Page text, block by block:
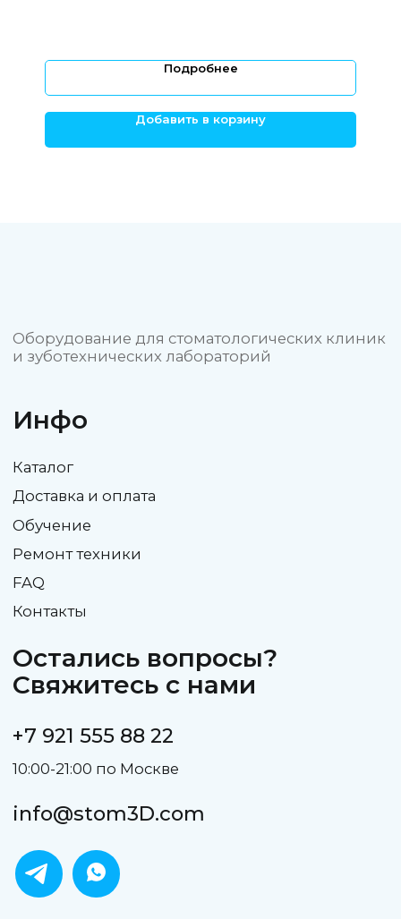
Подробнее
Добавить в корзину
ИНН 4705106620